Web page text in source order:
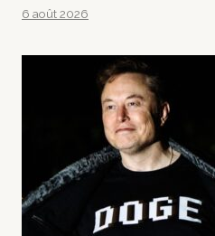
6 août 2026